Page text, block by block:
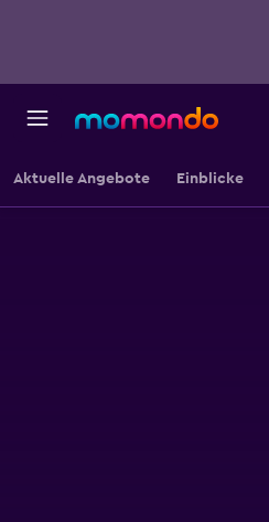
Aktuelle Angebote Einblicke